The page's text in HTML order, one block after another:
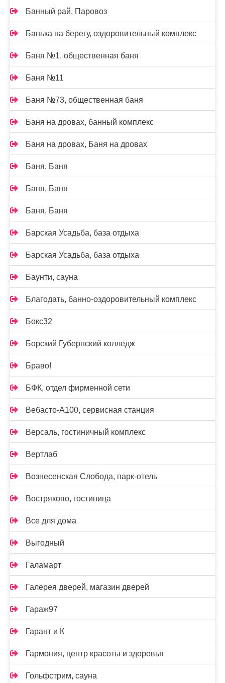
Банный рай, Паровоз
Банька на берегу, оздоровительный комплекс
Баня №1, общественная баня
Баня №11
Баня №73, общественная баня
Баня на дровах, банный комплекс
Баня на дровах, Баня на дровах
Баня, Баня
Баня, Баня
Баня, Баня
Барская Усадьба, база отдыха
Барская Усадьба, база отдыха
Баунти, сауна
Благодать, банно-оздоровительный комплекс
Бокс32
Борский Губернский колледж
Браво!
БФК, отдел фирменной сети
Вебасто-А100, сервисная станция
Версаль, гостиничный комплекс
Вертлаб
Вознесенская Слобода, парк-отель
Востряково, гостиница
Все для дома
Выгодный
Галамарт
Галерея дверей, магазин дверей
Гараж97
Гарант и К
Гармония, центр красоты и здоровья
Гольфстрим, сауна